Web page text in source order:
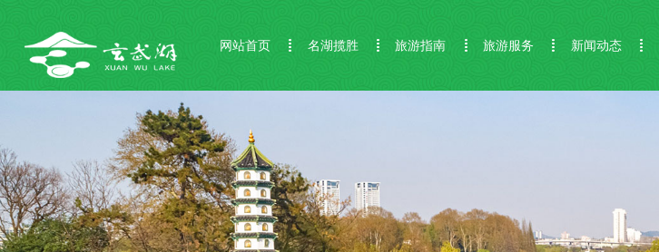
网站首页 名湖揽胜 旅游指南 旅游服务 新闻动态